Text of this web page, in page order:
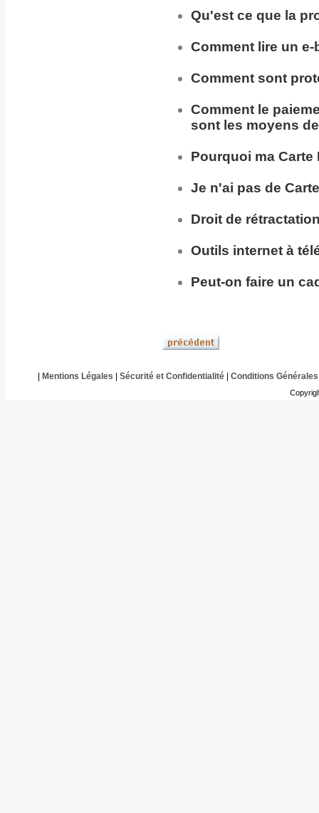
Qu'est ce que la
Comment lire un
Comment sont
Comment le
sont les moyens
Pourquoi ma Carte
Je n'ai pas de
Droit de
Outils internet à
Peut-on faire un
Mentions Légales Sécurité et Confidentialité| Conditions Générales